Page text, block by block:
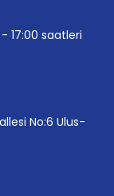
17:00 saatleri
No:6 Ulus-